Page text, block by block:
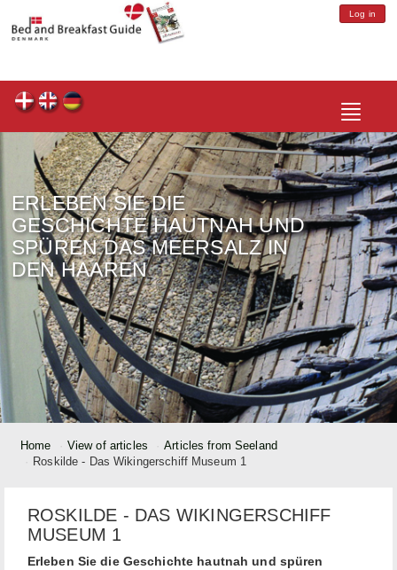
Log in
Toggle
ERLEBEN SIE DIE
GESCHICHTE HAUTNAH UND
SPÜREN DAS MEERSALZ IN
DEN HAAREN
Home View of articles
Articles from Seeland
Roskilde - Das Wikingerschiff Museum 1
ROSKILDE - DAS WIKINGERSCHIFF
MUSEUM 1
Erleben Sie die Geschichte hautnah und spüren